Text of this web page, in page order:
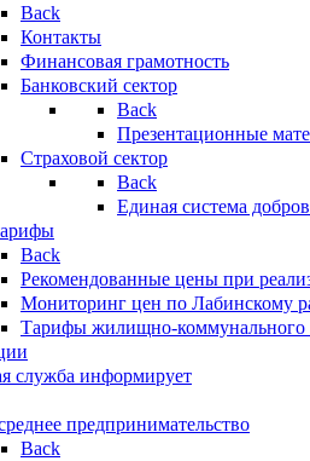
Back
Контакты
Финансовая грамотность
Банковский сектор
Back
Презентационные
Страховой сектор
Back
Единая система
Back
Рекомендованные цены при
Мониторинг цен по Лабинскому
Тарифы жилищно-коммунального
служба информирует
предпринимательство
Back